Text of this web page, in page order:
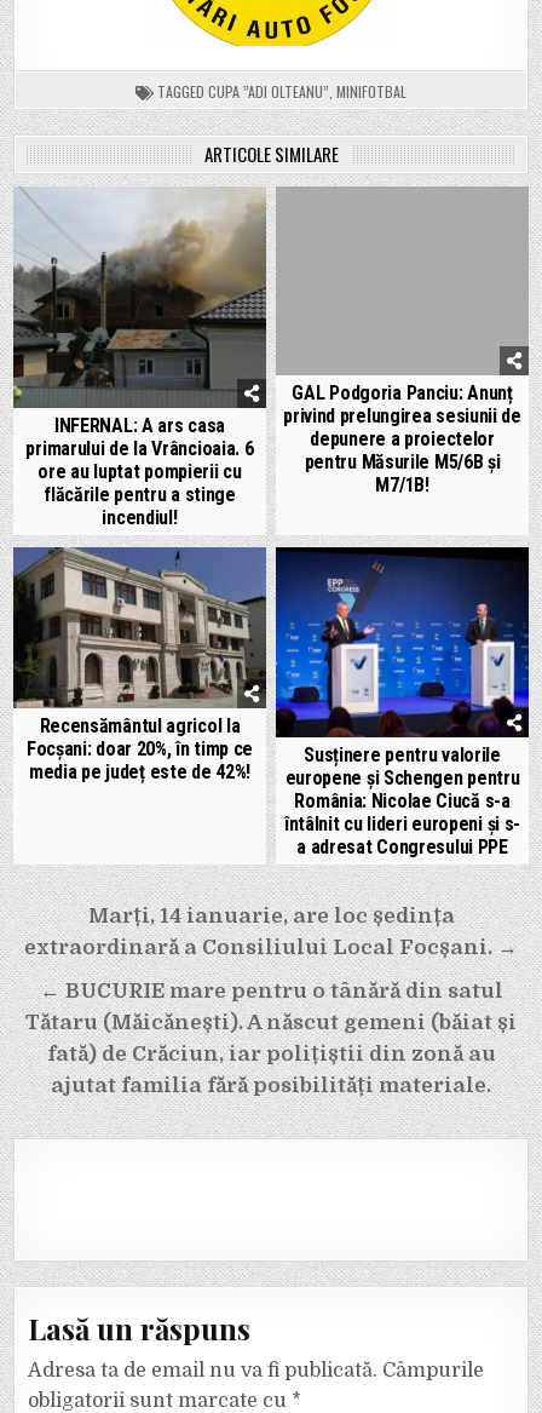
TAGGED CUPA ”ADI OLTEANU” MINIFOTBAL
ARTICOLE SIMILARE
INFERNAL: A ars casa
primarului de la Vrâncioaia. 6
ore au luptat pompierii cu
flăcările pentru a stinge
incendiul!
GAL Podgoria Panciu: Anunț
privind prelungirea sesiunii de
depunere a proiectelor
pentru Măsurile M5/6B și
M7/1B!
Recensământul agricol la
Focșani: doar 20%, în timp ce
media pe județ este de 42%!
Susținere pentru valorile
europene și Schengen pentru
România: Nicolae Ciucă s-a
întâlnit cu lideri europeni și s-
a adresat Congresului PPE
Navigare
în
articole
Marți, 14 ianuarie, are loc ședința
extraordinară a Consiliului Local Focșani. →
← BUCURIE mare pentru o tânără din satul
Tătaru (Măicănești). A născut gemeni (băiat și
fată) de Crăciun, iar polițiștii din zonă au
ajutat familia fără posibilități materiale.
Lasă un răspuns
Adresa ta de email nu va fi publicată. Câmpurile
obligatorii sunt marcate cu *